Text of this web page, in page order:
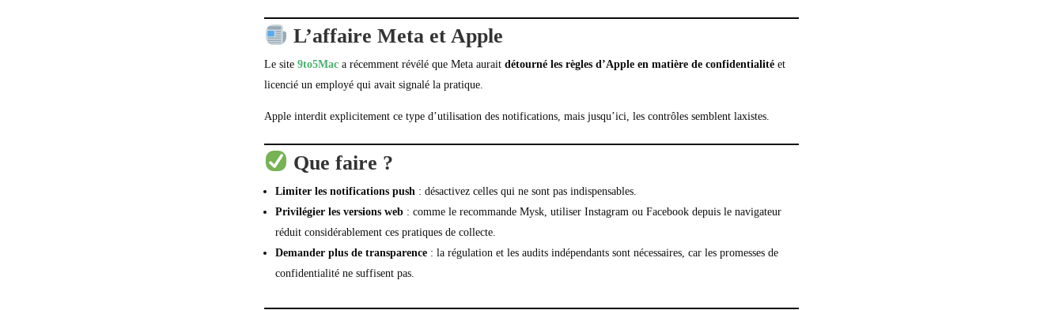
L’affaire Meta et Apple
Le site9to5Mac a récemment révélé que Meta auraitdétourné les règles d’Apple en matière de confidentialité et
licencié un employé qui avait signalé la pratique.
Apple interdit explicitement ce type d’utilisation des notifications, mais jusqu’ici, les contrôles semblent laxistes.
Que faire ?
Limiter les notifications push : désactivez celles qui ne sont pas indispensables.
Privilégier les versions web : comme le recommande Mysk, utiliser Instagram ou Facebook depuis le navigateur
réduit considérablement ces pratiques de collecte.
Demander plus de transparence : la régulation et les audits indépendants sont nécessaires, car les promesses de
confidentialité ne suffisent pas.